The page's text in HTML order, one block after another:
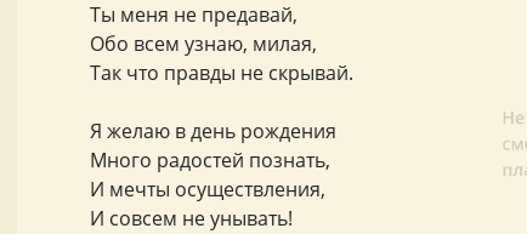
Ты меня не предавай,
Обо всем узнаю, милая,
Так что правды не скрывай.
Я желаю в день рождения
Много радостей познать,
И мечты осуществления,
И совсем не унывать!